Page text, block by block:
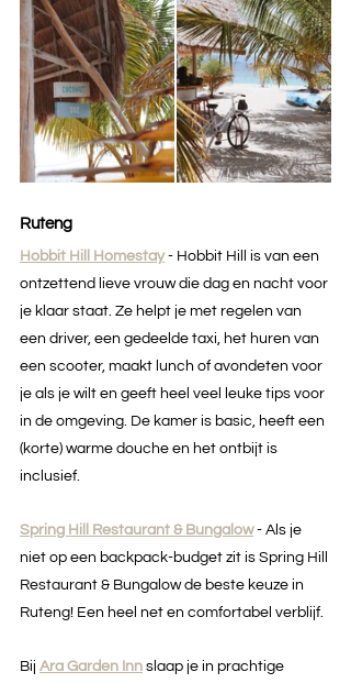
Ruteng
Hobbit Hill Homestay - Hobbit Hill is van een
ontzettend lieve vrouw die dag en nacht voor
je klaar staat. Ze helpt je met regelen van
een driver, een gedeelde taxi, het huren van
een scooter, maakt lunch of avondeten voor
je als je wilt en geeft heel veel leuke tips voor
in de omgeving. De kamer is basic, heeft een
(korte) warme douche en het ontbijt is
inclusief.
Spring Hill Restaurant & Bungalow - Als je
niet op een backpack-budget zit is Spring Hill
Restaurant & Bungalow de beste keuze in
Ruteng! Een heel net en comfortabel verblijf.
Bij Ara Garden Inn slaap je in prachtige